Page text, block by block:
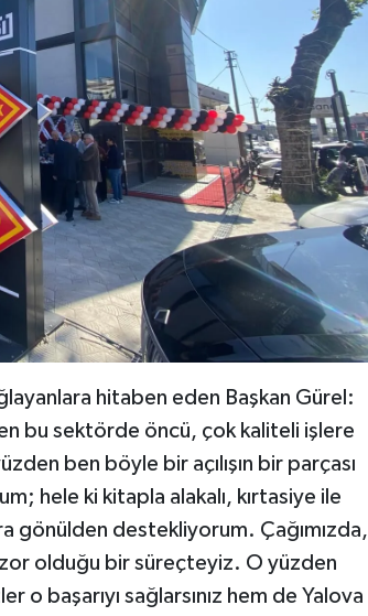
hitaben eden Başkan Gürel:
bu sektörde öncü, çok kaliteli işlere
ben böyle bir açılışın bir parçası
hele ki kitapla alakalı, kırtasiye ile
gönülden destekliyorum. Çağımızda,
zor olduğu bir süreçteyiz. O yüzden
o başarıyı sağlarsınız hem de Yalova